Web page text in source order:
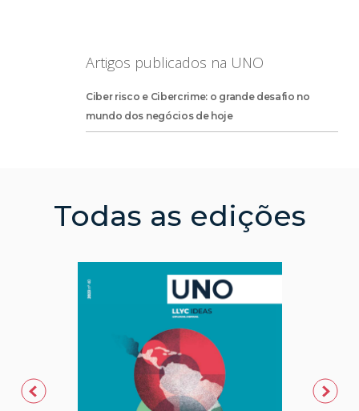
Artigos publicados na UNO
Ciber risco e Cibercrime: o grande desafio no
mundo dos negócios de hoje
Todas as edições